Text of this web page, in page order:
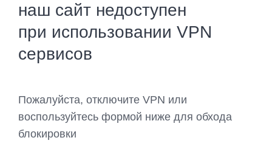
наш сайт недоступен
при использовании VPN
сервисов
Пожалуйста, отключите VPN или
воспользуйтесь формой ниже для обхода
блокировки